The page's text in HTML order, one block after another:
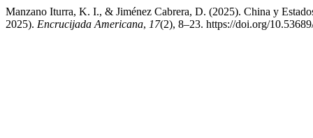
Manzano Iturra, K. I., & Jiménez Cabrera, D. (2025). China y
2025). Encrucijada Americana, 17(2), 8–23. https://doi.org/